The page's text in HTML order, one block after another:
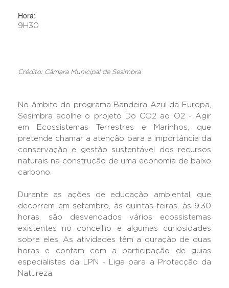
Hora:
9H30
Crédito: Câmara Municipal de Sesimbra
No âmbito do programa Bandeira Azul da Europa,
Sesimbra acolhe o projeto Do CO2 ao O2 - Agir
em Ecossistemas Terrestres e Marinhos, que
pretende chamar a atenção para a importância da
conservação e gestão sustentável dos recursos
naturais na construção de uma economia de baixo
carbono.
Durante as ações de educação ambiental, que
decorrem em setembro, às quintas-feiras, às 9.30
horas, são desvendados vários ecossistemas
existentes no concelho e algumas curiosidades
sobre eles. As atividades têm a duração de duas
horas e contam com a participação de guias
especialistas da LPN - Liga para a Protecção da
Natureza.